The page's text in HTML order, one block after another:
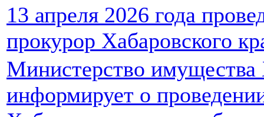
13 апреля 2026 года
прокурор Хабаровского
Министерство имущества
информирует о